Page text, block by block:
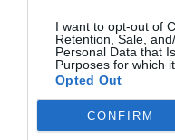
I want to opt-out of
Retention, Sale,
Personal Data that
Purposes for which
Opted Out
CONFIRM
Renfe invierte más
de 5 MEUR en las
estaciones de